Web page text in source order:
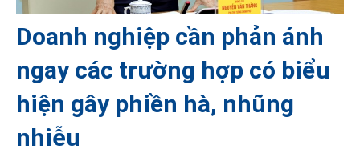
Doanh nghiệp cần phản ánh
ngay các trường hợp có biểu
hiện gây phiền hà, nhũng
nhiễu